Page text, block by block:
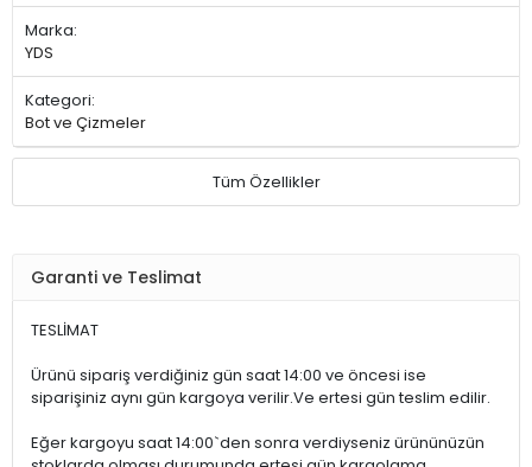
Marka:
YDS
Kategori:
Bot ve Çizmeler
Tüm Özellikler
Garanti ve Teslimat
TESLİMAT
Ürünü sipariş verdiğiniz gün saat 14:00 ve öncesi ise
siparişiniz aynı gün kargoya verilir.Ve ertesi gün teslim edilir.
Eğer kargoyu saat 14:00`den sonra verdiyseniz ürününüzün